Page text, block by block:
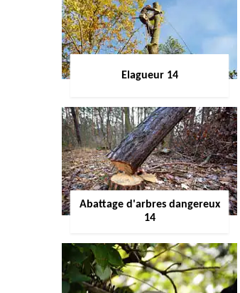
Elagueur 14
Abattage d'arbres dangereux
14